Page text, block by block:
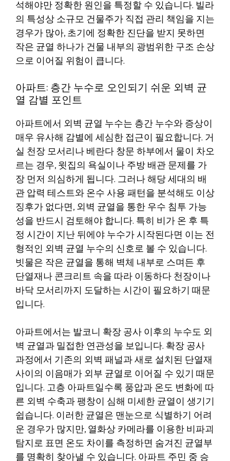
석해야만 정확한 원인을 특정할 수 있습니다. 빌라
의 특성상 소규모 건물주가 직접 관리 책임을 지는
경우가 많아, 초기에 정확한 진단을 받지 못하면
작은 균열 하나가 건물 내부의 광범위한 구조 손상
으로 이어질 위험이 큽니다.
아파트: 층간 누수로 오인되기 쉬운 외벽 균
열 감별 포인트
아파트에서 외벽 균열 누수는 층간 누수와 증상이
매우 유사해 감별에 세심한 접근이 필요합니다. 거
실 천장 모서리나 베란다 창문 하부에서 물이 차오
르는 경우, 윗집의 욕실이나 주방 배관 문제를 가
장 먼저 의심하게 됩니다. 그러나 해당 세대의 배
관 압력 테스트와 온수 사용 패턴을 분석해도 이상
징후가 없다면, 외벽 균열을 통한 우수 침투 가능
성을 반드시 검토해야 합니다. 특히 비가 온 후 특
정 시간이 지난 뒤에야 누수가 시작된다면 이는 전
형적인 외벽 균열 누수의 신호로 볼 수 있습니다.
빗물은 작은 균열을 통해 벽체 내부로 스며든 후
단열재나 콘크리트 속을 따라 이동하다 천장이나
바닥 모서리까지 도달하는 시간이 필요하기 때문
입니다.
아파트에서는 발코니 확장 공사 이후의 누수도 외
벽 균열과 밀접한 연관성을 보입니다. 확장 공사
과정에서 기존의 외벽 패널과 새로 설치된 단열재
사이의 이음매가 외부 균열로 이어질 수 있기 때문
입니다. 고층 아파트일수록 풍압과 온도 변화에 따
른 외벽 수축과 팽창이 심해 미세한 균열이 생기기
쉽습니다. 이러한 균열은 맨눈으로 식별하기 어려
운 경우가 많지만, 열화상 카메라를 이용한 비파괴
탐지로 표면 온도 차이를 측정하면 숨겨진 균열부
를 명확히 찾아낼 수 있습니다. 아파트 주민 중 승